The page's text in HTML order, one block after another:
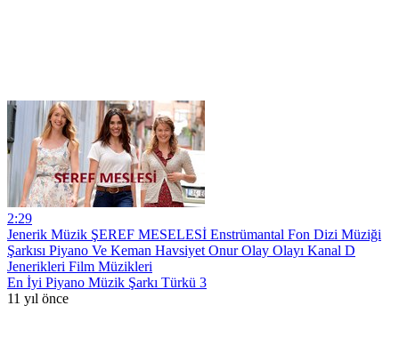
2:29
Jenerik Müzik ŞEREF MESELESİ Enstrümantal Fon Dizi Müziği
Şarkısı Piyano Ve Keman Havsiyet Onur Olay Olayı Kanal D
Jenerikleri Film Müzikleri
En İyi Piyano Müzik Şarkı Türkü 3
11 yıl önce